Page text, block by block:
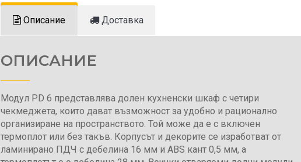
Описание Доставка
ОПИСАНИЕ
Модул PD 6 представлява долен кухненски шкаф с четири
чекмеджета, които дават възможност за удобно и рационално
организиране на пространството. Той може да е с включен
термоплот или без такъв. Корпусът и декорите се изработват от
ламинирано ПДЧ с дебелина 16 мм и ABS кант 0,5 мм, а